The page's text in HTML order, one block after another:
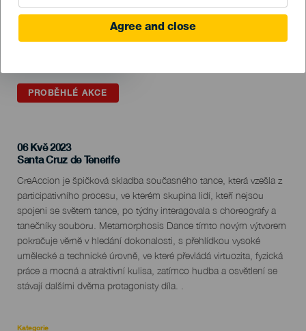
Agree and close
PROBĚHLÉ AKCE
06 Kvě 2023
Localidad
Santa Cruz de Tenerife
Descripción
del
evento
CreAccion je špičková skladba současného tance, která vzešla z
participativního procesu, ve kterém skupina lidí, kteří nejsou
spojeni se světem tance, po týdny interagovala s choreografy a
tanečníky souboru. Metamorphosis Dance tímto novým výtvorem
pokračuje věrně v hledání dokonalosti, s přehlídkou vysoké
umělecké a technické úrovně, ve které převládá virtuozita, fyzická
práce a mocná a atraktivní kulisa, zatímco hudba a osvětlení se
stávají dalšími dvěma protagonisty díla. .
Kategorie